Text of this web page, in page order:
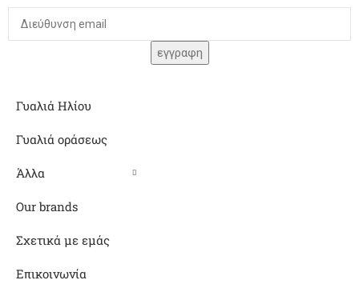
Γυαλιά Ηλίου
Γυαλιά οράσεως
Άλλα
Our brands
Σχετικά με εμάς
Επικοινωνία